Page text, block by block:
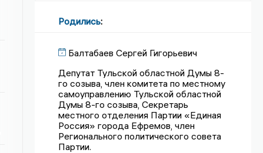
Родились:
Балтабаев Сергей Гигорьевич
Депутат Тульской областной Думы 8-
го созыва, член комитета по местному
самоуправлению Тульской областной
Думы 8-го созыва, Секретарь
местного отделения Партии «Единая
Россия» города Ефремов, член
Регионального политического совета
Партии.